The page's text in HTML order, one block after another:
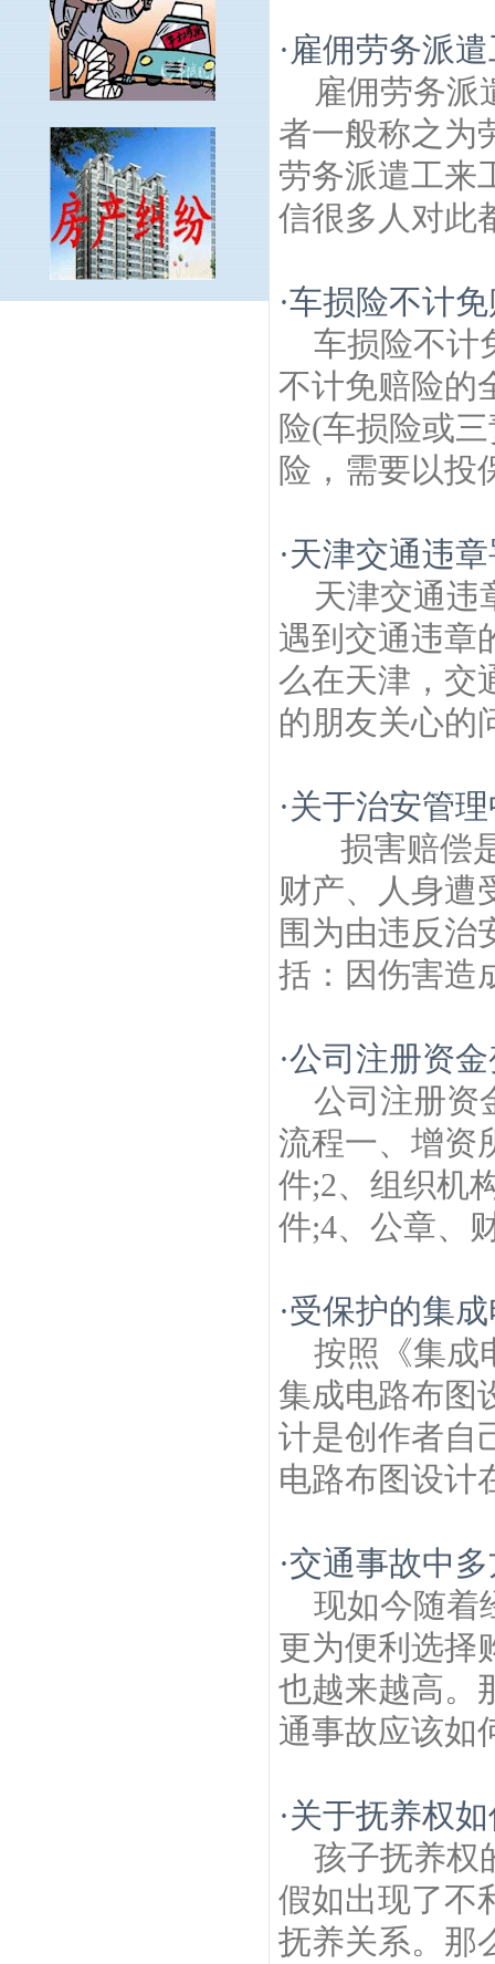
· 雇佣劳务派
雇佣劳务派
者一般称之为
劳务派遣工来
信很多人对此
·车损险不计
车损险不计
不计免赔险的
险(车损险或
险，需要以投
·天津交通违
天津交通违
遇到交通违章
么在天津，交
的朋友关心的
·关于治安管
损害赔偿
财产、人身遭
围为由违反治
括：因伤害造
·公司注册资
公司注册资
流程一、增资
件;2、组织机
件;4、公章、
·受保护的集
按照《集成
集成电路布图
计是创作者自
电路布图设计
·交通事故中
现如今随着
更为便利选择
也越来越高。
通事故应该如
·关于抚养权
孩子抚养权
假如出现了不
抚养关系。那